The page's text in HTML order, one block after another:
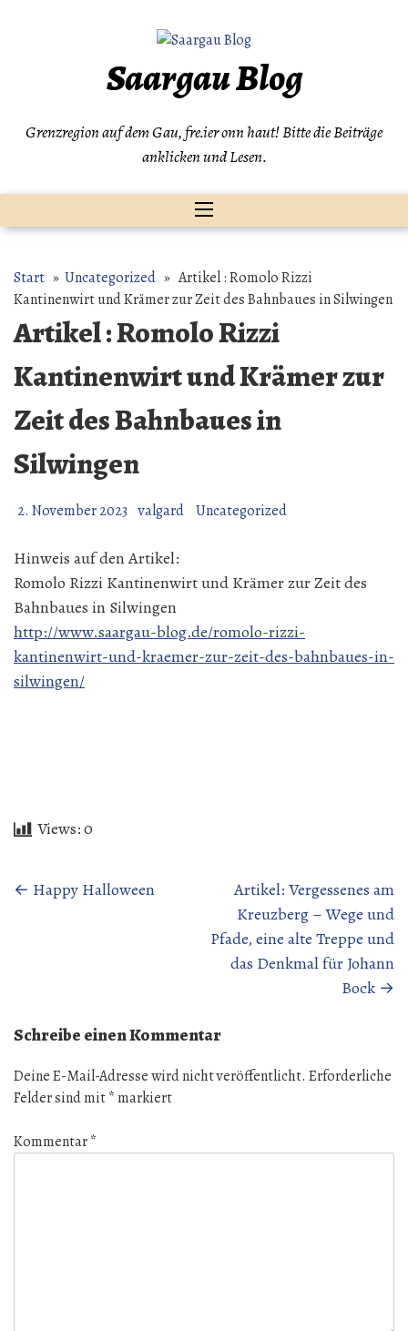
Saargau Blog
Grenzregion auf dem Gau, fre.ier onn haut! Bitte die Beiträge
anklicken und Lesen.
Start » Uncategorized » Artikel : Romolo Rizzi
Kantinenwirt und Krämer zur Zeit des Bahnbaues in Silwingen
Artikel : Romolo Rizzi
Kantinenwirt und Krämer zur
Zeit des Bahnbaues in
Silwingen
2. November 2023 valgard Uncategorized
Hinweis auf den Artikel:
Romolo Rizzi Kantinenwirt und Krämer zur Zeit des
Bahnbaues in Silwingen
http://www.saargau-blog.de/romolo-rizzi-
kantinenwirt-und-kraemer-zur-zeit-des-bahnbaues-in-
silwingen/
Views:0
Beitragsnavigation
← Happy Halloween
Artikel: Vergessenes am
Kreuzberg – Wege und
Pfade, eine alte Treppe und
das Denkmal für Johann
Bock →
Schreibe einen Kommentar
Deine E-Mail-Adresse wird nicht veröffentlicht. Erforderliche
Felder sind mit* markiert
Kommentar*